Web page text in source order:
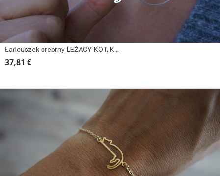
Łańcuszek srebrny LEŻĄCY KOT, KOTEK
37,81 €